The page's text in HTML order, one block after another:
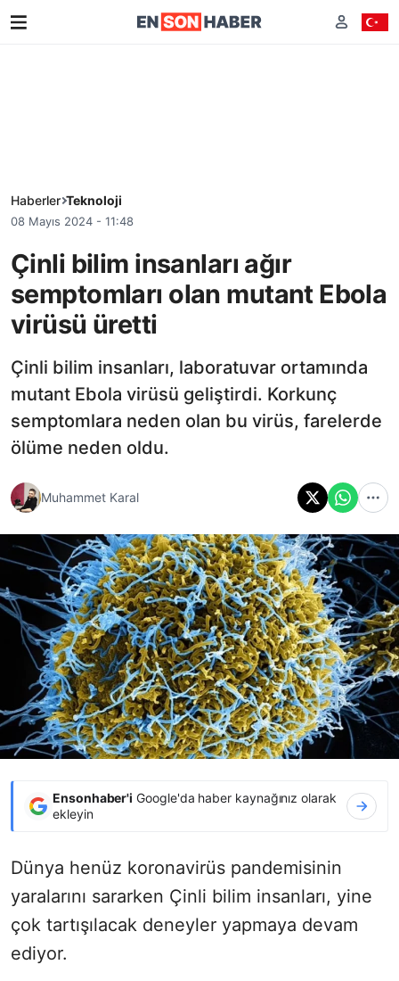
Haberler Teknoloji
08 Mayıs 2024 - 11:48
Çinli bilim insanları ağır
semptomları olan mutant Ebola
virüsü üretti
Çinli bilim insanları, laboratuvar ortamında
mutant Ebola virüsü geliştirdi. Korkunç
semptomlara neden olan bu virüs, farelerde
ölüme neden oldu.
Muhammet Karal
Ensonhaber'i Google'da haber kaynağınız olarak
ekleyin
Dünya henüz koronavirüs pandemisinin
yaralarını sararken Çinli bilim insanları, yine
çok tartışılacak deneyler yapmaya devam
ediyor.